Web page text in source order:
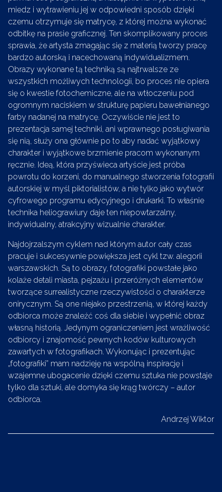
miedz i wytrawieniu jej w odpowiedni sposób dzięki
czemu otrzymuje się matrycę, z której można wykonać
odbitkę na prasie graficznej. Ten skomplikowany proces
sprawia, że artysta zmagając się z materią tworzy pracę
bardzo autorską i nacechowaną indywidualizmem.
Obrazy wykonane tą techniką są najtrwalsze ze
wszystkich możliwych technologii, bo proces nie opiera
się o kwestie fotochemiczne, ale na wtłoczeniu pod
ogromnym naciskiem w strukturę papieru bawełnianego
farby nadanej na matrycę. Oczywiście nie jest to
prezentacja samej techniki, ani wprawnego posługiwania
się nią, służy ona głównie po to aby nadać wyjątkowy
charakter i wyjątkowe brzmienie pracom wykonanym
ręcznie. Ideą, która przyświeca artyście jest próba
powrotu do korzeni, do manualnego stworzenia fotografii
autorskiej w myśl piktorialistów, a nie tylko jako wytwór
cyfrowego programu edycyjnego i drukarki. To właśnie
technika heliograwiury daje ten niepowtarzalny,
indywidualny, atrakcyjny wizualnie charakter.
Najdojrzalszym cyklem nad którym autor cały czas
pracuje i sukcesywnie powiększa jest cykl tzw. alegorii
warszawskich. Są to obrazy, fotografiki powstałe jako
kolaże detali miasta, pejzażu i przeróżnych elementów
tworzące surrealistyczne rzeczywistości o charakterze
onirycznym. Są one niejako przestrzenią, w której każdy
odbiorca może znaleźć coś dla siebie i wypełnić obraz
własną historią. Jedynym ograniczeniem jest wrażliwość
odbiorcy i znajomość pewnych kodów kulturowych
zawartych w fotografikach. Wykonując i prezentując
„fotografiki” mam nadzieję na wspólną inspirację i
wzajemne ubogacenie dzięki czemu sztuka nie powstaje
tylko dla sztuki, ale domyka się krąg twórczy – autor
odbiorca.
Andrzej Wiktor